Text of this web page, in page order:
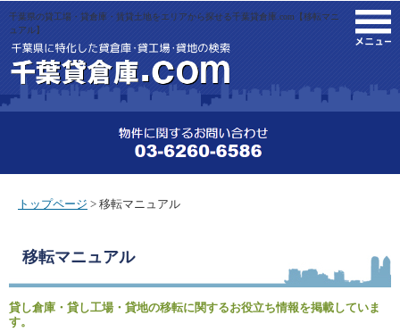
千葉県の貸工場・貸倉庫・賃貸土地をエリアから探せる千葉貸倉庫.com【移転マニ
ュアル】
トップページ > 移転マニュアル
移転マニュアル
貸し倉庫・貸し工場・貸地の移転に関するお役立ち情報を掲載していま
す。